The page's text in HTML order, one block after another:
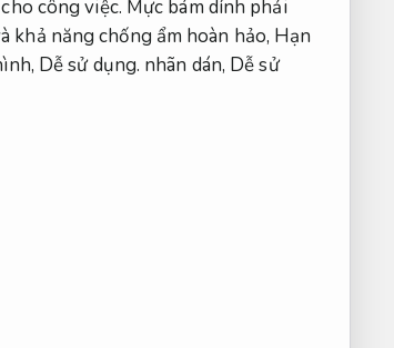
công việc. Mực bám dính phải
khả năng chống ẩm hoàn hảo, Hạn
Dễ sử dụng. nhãn dán, Dễ sử